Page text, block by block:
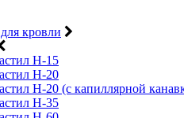
кровли
Н-15
Н-20
Н-20 (с капиллярной
Н-35